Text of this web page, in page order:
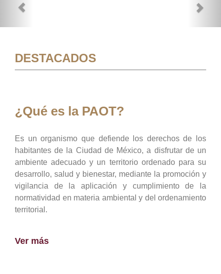
DESTACADOS
¿Qué es la PAOT?
Es un organismo que defiende los derechos de los
habitantes de la Ciudad de México, a disfrutar de un
ambiente adecuado y un territorio ordenado para su
desarrollo, salud y bienestar, mediante la promoción y
vigilancia de la aplicación y cumplimiento de la
normatividad en materia ambiental y del ordenamiento
territorial.
Ver más